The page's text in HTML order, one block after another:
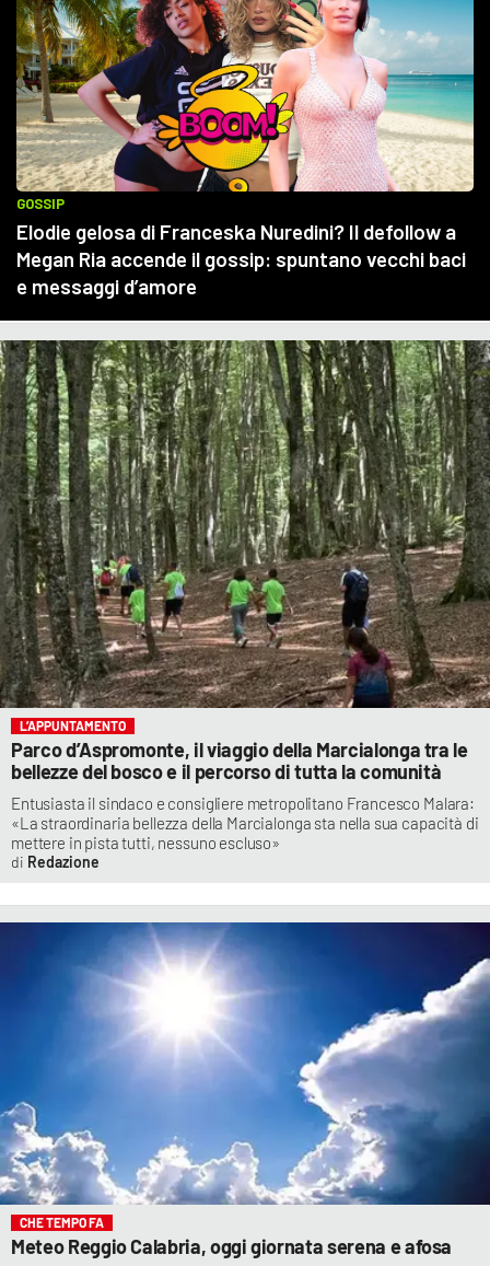
L’APPUNTAMENTO
Parco d’Aspromonte, il viaggio della Marcialonga tra le
bellezze del bosco e il percorso di tutta la comunità
Entusiasta il sindaco e consigliere metropolitano Francesco Malara:
«La straordinaria bellezza della Marcialonga sta nella sua capacità di
mettere in pista tutti, nessuno escluso»
Redazione
CHE TEMPO FA
Meteo Reggio Calabria, oggi giornata serena e afosa